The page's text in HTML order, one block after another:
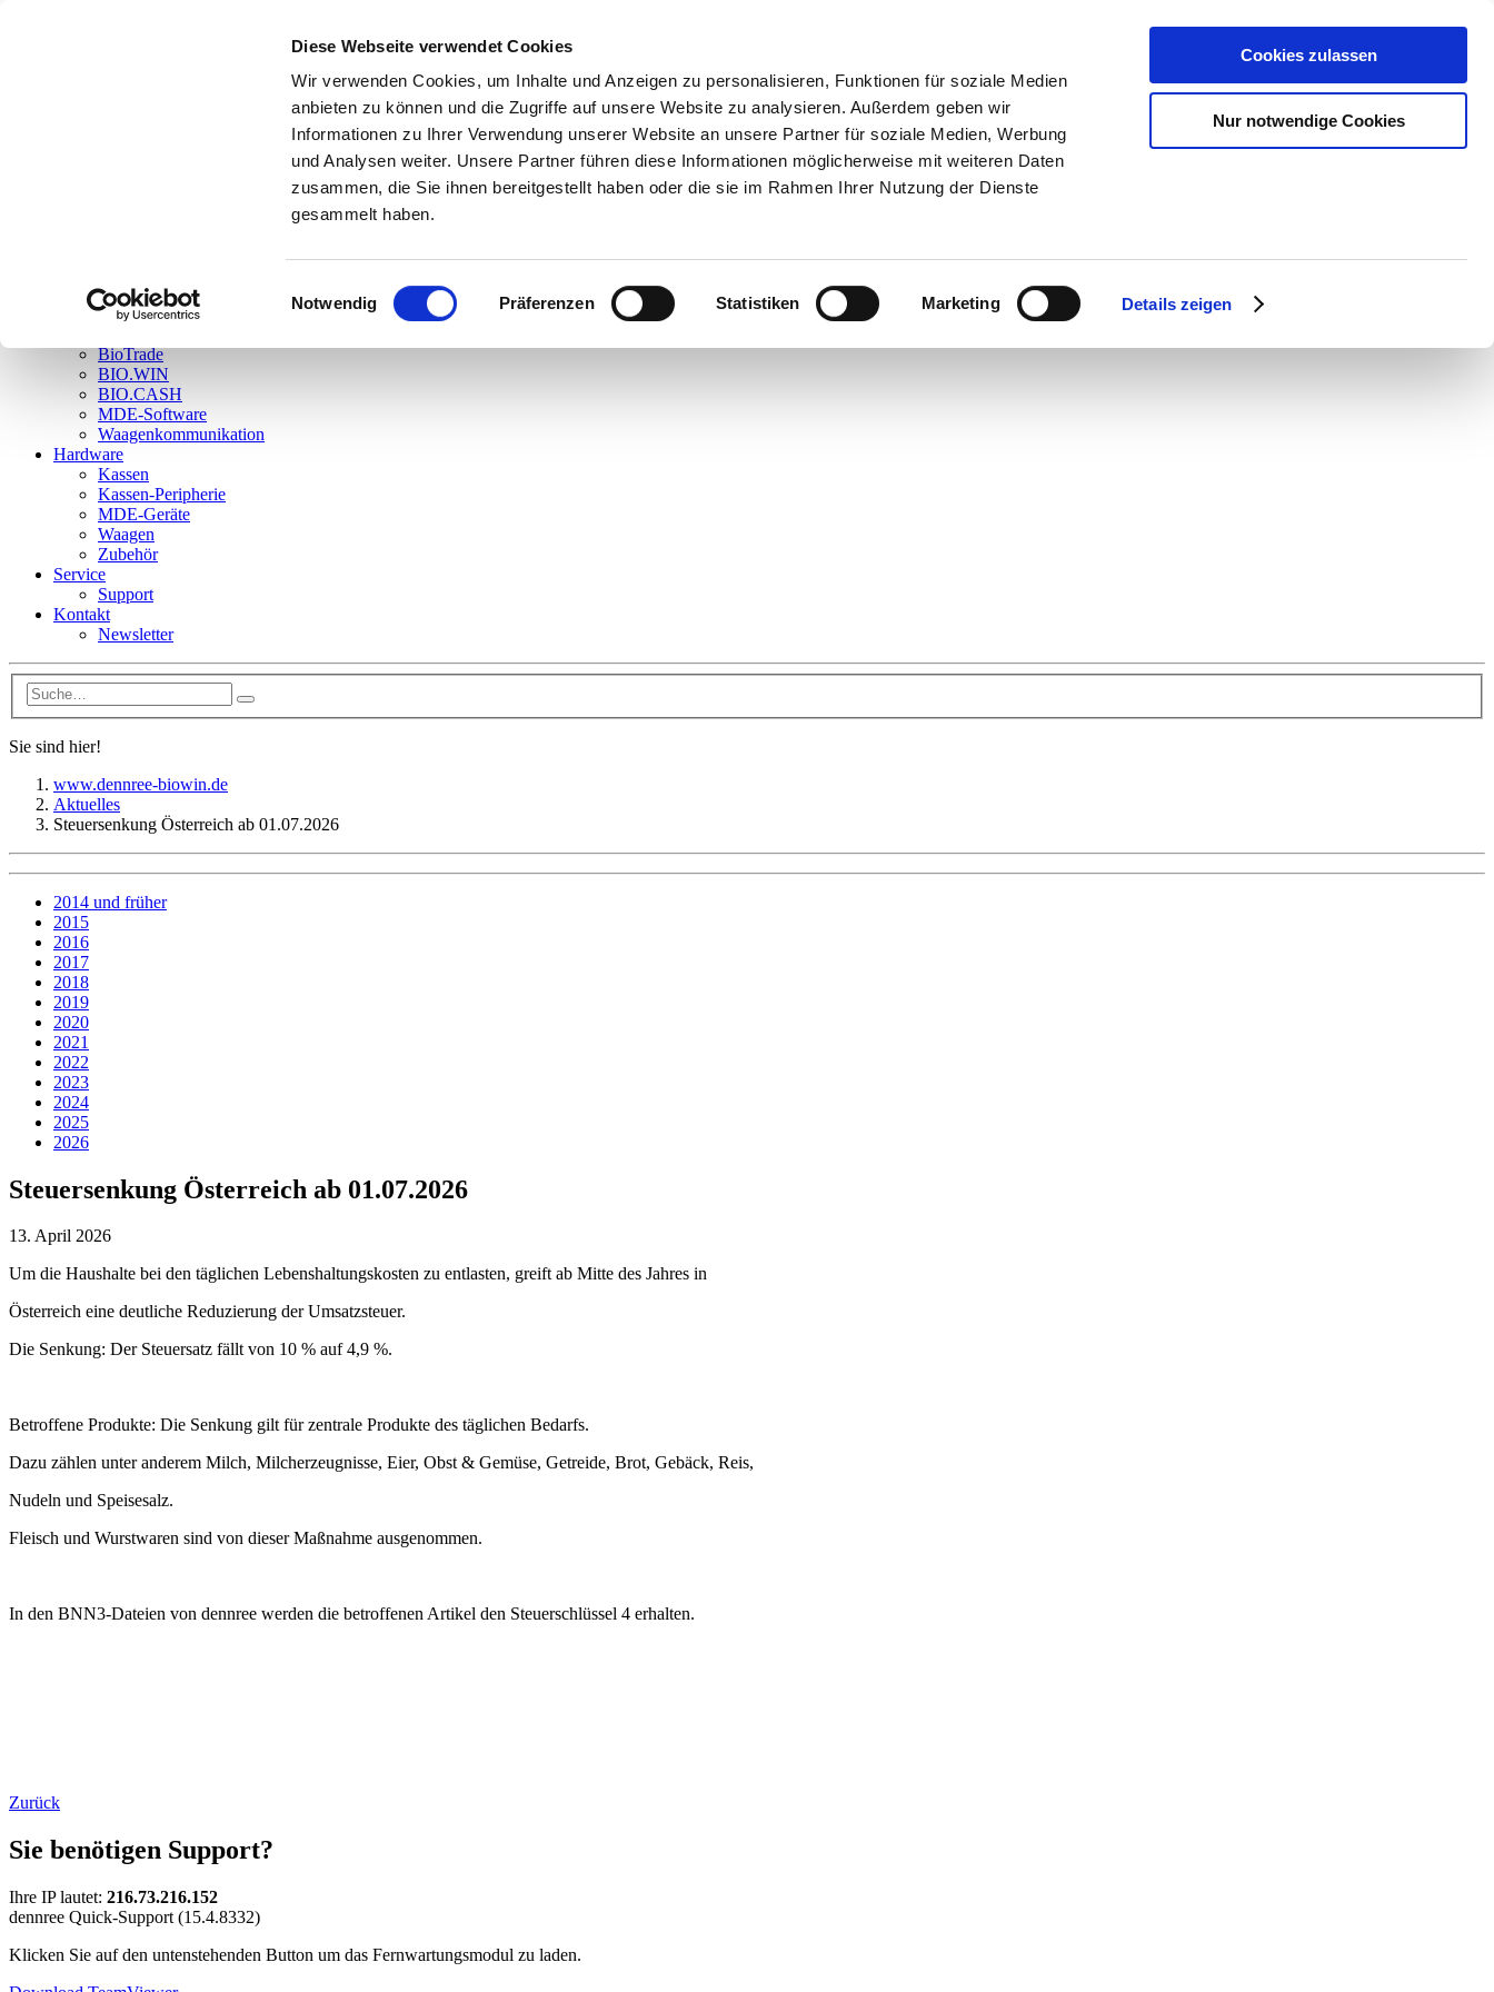
Diese Webseite verwendet Cookies
Wir verwenden Cookies, um Inhalte und Anzeigen zu personalisieren, Funktionen für soziale Medien
anbieten zu können und die Zugriffe auf unsere Website zu analysieren. Außerdem geben wir
Informationen zu Ihrer Verwendung unserer Website an unsere Partner für soziale Medien, Werbung
und Analysen weiter. Unsere Partner führen diese Informationen möglicherweise mit weiteren Daten
zusammen, die Sie ihnen bereitgestellt haben oder die sie im Rahmen Ihrer Nutzung der Dienste
gesammelt haben.
Einwilligungsauswahl
Notwendig Präferenzen Statistiken Marketing Details zeigen
Cookies zulassen
Nur notwendige Cookies
www.dennree-biowin.de
BioTrade – DAS neue Warenwirtschaftssystem
BIO.CASH – DIE Kassensystemssoftware
Home
Aktuelles
BioTrade
BIO.WIN
BIO.CASH
MDE-Software
Waagenkommunikation
Hardware
Kassen
Kassen-Peripherie
MDE-Geräte
Waagen
Zubehör
Service
Support
Kontakt
Newsletter
Sie sind hier!
www.dennree-biowin.de
Aktuelles
Steuersenkung Österreich ab 01.07.2026
2014 und früher
2015
2016
2017
2018
2019
2020
2021
2022
2023
2024
2025
2026
Steuersenkung Österreich ab 01.07.2026
13. April 2026
Um die Haushalte bei den täglichen Lebenshaltungskosten zu entlasten, greift ab Mitte des Jahres in
Österreich eine deutliche Reduzierung der Umsatzsteuer.
Die Senkung: Der Steuersatz fällt von 10 % auf 4,9 %.
Betroffene Produkte: Die Senkung gilt für zentrale Produkte des täglichen Bedarfs.
Dazu zählen unter anderem Milch, Milcherzeugnisse, Eier, Obst & Gemüse, Getreide, Brot, Gebäck, Reis,
Nudeln und Speisesalz.
Fleisch und Wurstwaren sind von dieser Maßnahme ausgenommen.
In den BNN3-Dateien von dennree werden die betroffenen Artikel den Steuerschlüssel 4 erhalten.
Zurück
Sie benötigen Support?
Ihre IP lautet: 216.73.216.152
dennree Quick-Support (15.4.8332)
Klicken Sie auf den untenstehenden Button um das Fernwartungsmodul zu laden.